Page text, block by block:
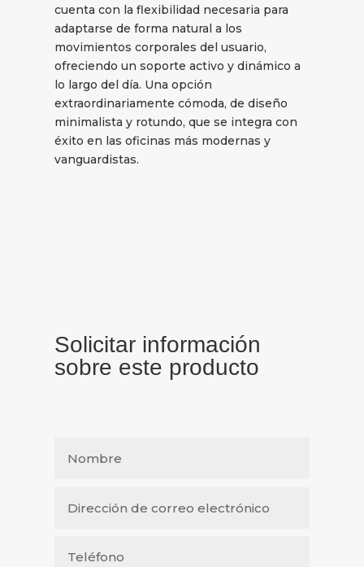
cuenta con la flexibilidad necesaria para
adaptarse de forma natural a los
movimientos corporales del usuario,
ofreciendo un soporte activo y dinámico a
lo largo del día. Una opción
extraordinariamente cómoda, de diseño
minimalista y rotundo, que se integra con
éxito en las oficinas más modernas y
vanguardistas.
Solicitar información
sobre este producto